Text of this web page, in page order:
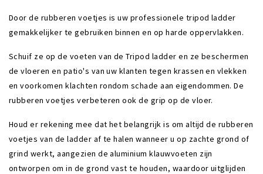
Door de rubberen voetjes is uw professionele tripod ladder
gemakkelijker te gebruiken binnen en op harde oppervlakken.
Schuif ze op de voeten van de Tripod ladder en ze beschermen
de vloeren en patio's van uw klanten tegen krassen en vlekken
en voorkomen klachten rondom schade aan eigendommen. De
rubberen voetjes verbeteren ook de grip op de vloer.
Houd er rekening mee dat het belangrijk is om altijd de rubberen
voetjes van de ladder af te halen wanneer u op zachte grond of
grind werkt, aangezien de aluminium klauwvoeten zijn
ontworpen om in de grond vast te houden, waardoor uitglijden